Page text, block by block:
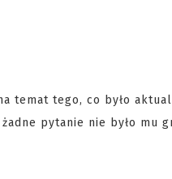
temat tego, co było
pytanie nie było mu